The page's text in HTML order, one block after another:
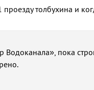
толбухина и
пока